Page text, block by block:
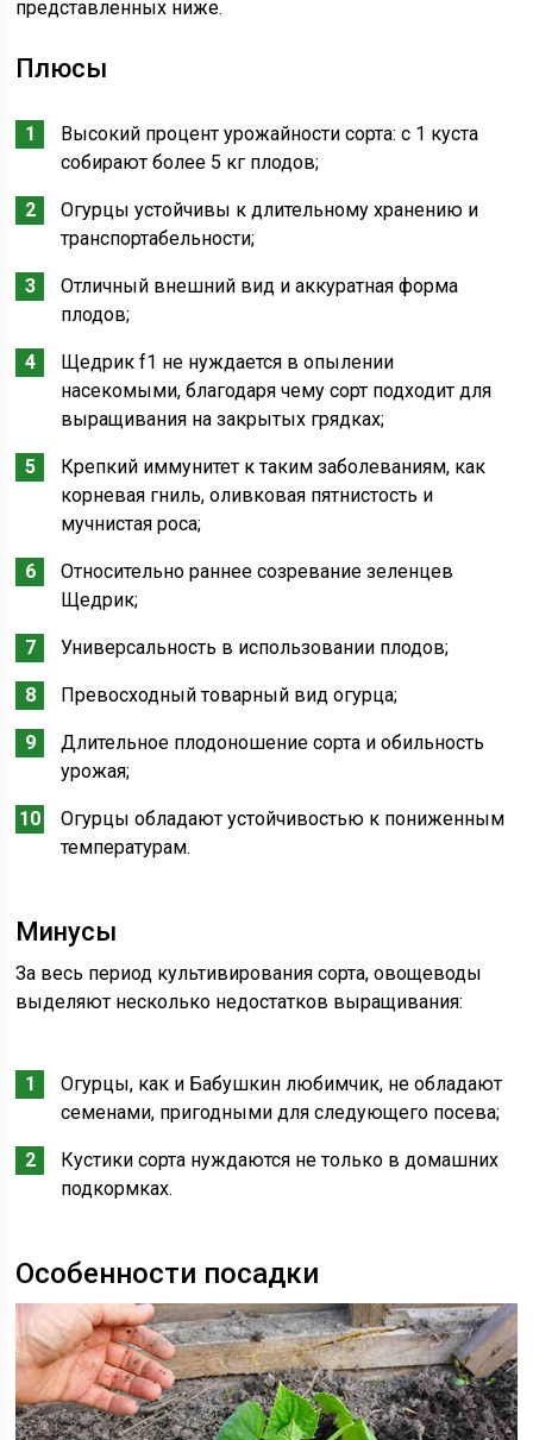
представленных ниже.
Плюсы
Высокий процент урожайности сорта: с 1 куста
собирают более 5 кг плодов;
Огурцы устойчивы к длительному хранению и
транспортабельности;
Отличный внешний вид и аккуратная форма
плодов;
Щедрик f1 не нуждается в опылении
насекомыми, благодаря чему сорт подходит для
выращивания на закрытых грядках;
Крепкий иммунитет к таким заболеваниям, как
корневая гниль, оливковая пятнистость и
мучнистая роса;
Относительно раннее созревание зеленцев
Щедрик;
Универсальность в использовании плодов;
Превосходный товарный вид огурца;
Длительное плодоношение сорта и обильность
урожая;
Огурцы обладают устойчивостью к пониженным
температурам.
Минусы
За весь период культивирования сорта, овощеводы
выделяют несколько недостатков выращивания:
Огурцы, как и Бабушкин любимчик, не обладают
семенами, пригодными для следующего посева;
Кустики сорта нуждаются не только в домашних
подкормках.
Особенности посадки